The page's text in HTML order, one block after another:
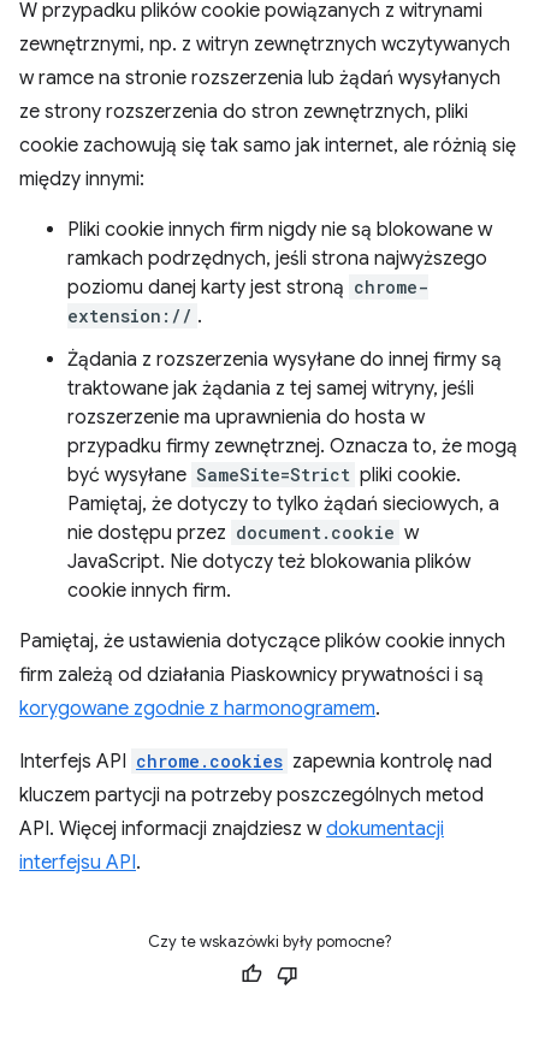
W przypadku plików cookie powiązanych z witrynami
zewnętrznymi, np. z witryn zewnętrznych wczytywanych
w ramce na stronie rozszerzenia lub żądań wysyłanych
ze strony rozszerzenia do stron zewnętrznych, pliki
cookie zachowują się tak samo jak internet, ale różnią się
między innymi:
Pliki cookie innych firm nigdy nie są blokowane w
ramkach podrzędnych, jeśli strona najwyższego
poziomu danej karty jest stroną chrome-
extension:// .
Żądania z rozszerzenia wysyłane do innej firmy są
traktowane jak żądania z tej samej witryny, jeśli
rozszerzenie ma uprawnienia do hosta w
przypadku firmy zewnętrznej. Oznacza to, że mogą
być wysyłane SameSite=Strict pliki cookie.
Pamiętaj, że dotyczy to tylko żądań sieciowych, a
nie dostępu przez document.cookie w
JavaScript. Nie dotyczy też blokowania plików
cookie innych firm.
Pamiętaj, że ustawienia dotyczące plików cookie innych
firm zależą od działania Piaskownicy prywatności i są
korygowane zgodnie z harmonogramem.
Interfejs API chrome.cookies zapewnia kontrolę nad
kluczem partycji na potrzeby poszczególnych metod
API. Więcej informacji znajdziesz wdokumentacji
interfejsu API.
Czy te wskazówki były pomocne?